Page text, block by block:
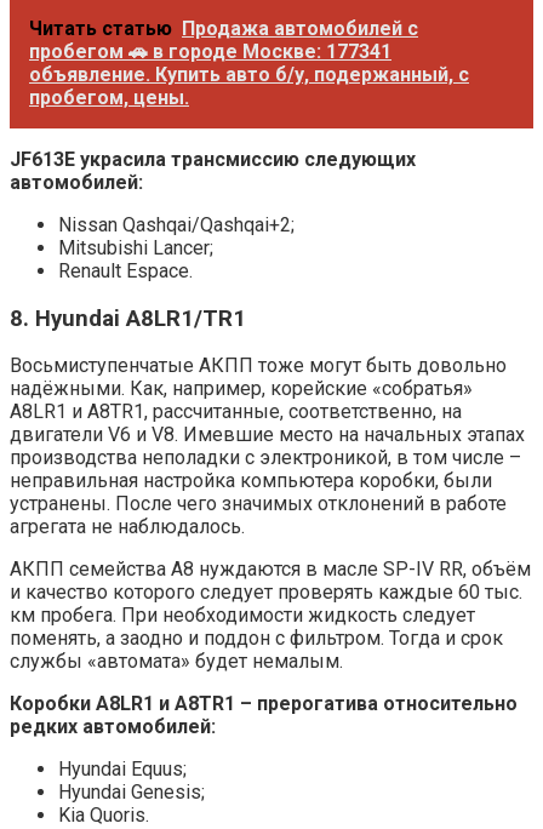
Читать статью Продажа автомобилей с
пробегом 🚗 в городе Москве: 177341
объявление. Купить авто б/у, подержанный, с
пробегом, цены.
JF613E украсила трансмиссию следующих
автомобилей:
Nissan Qashqai/Qashqai+2;
Mitsubishi Lancer;
Renault Espace.
8. Hyundai A8LR1/TR1
Восьмиступенчатые АКПП тоже могут быть довольно
надёжными. Как, например, корейские «собратья»
A8LR1 и A8TR1, рассчитанные, соответственно, на
двигатели V6 и V8. Имевшие место на начальных этапах
производства неполадки с электроникой, в том числе –
неправильная настройка компьютера коробки, были
устранены. После чего значимых отклонений в работе
агрегата не наблюдалось.
АКПП семейства A8 нуждаются в масле SP-IV RR, объём
и качество которого следует проверять каждые 60 тыс.
км пробега. При необходимости жидкость следует
поменять, а заодно и поддон с фильтром. Тогда и срок
службы «автомата» будет немалым.
Коробки A8LR1 и A8TR1 – прерогатива относительно
редких автомобилей:
Hyundai Equus;
Hyundai Genesis;
Kia Quoris.